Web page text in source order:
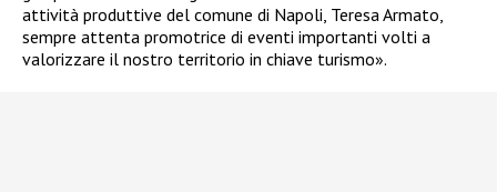
attività produttive del comune di Napoli, Teresa Armato,
sempre attenta promotrice di eventi importanti volti a
valorizzare il nostro territorio in chiave turismo».